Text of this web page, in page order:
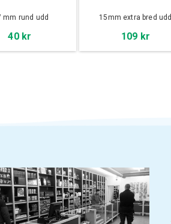
mm rund udd
40 kr
15mm extra bred udd
109 kr